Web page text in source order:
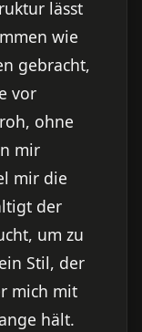
lässt
wie
gebracht,
vor
ohne
mir
mir die
der
um zu
Stil, der
mich mit
hält.